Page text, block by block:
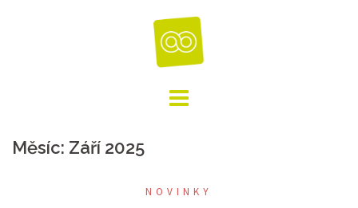
Měsíc: Září 2025
NOVINKY